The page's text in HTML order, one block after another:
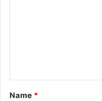
*
Name *